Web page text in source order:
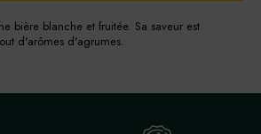
bière blanche et fruitée. Sa saveur est
d'arômes d'agrumes.